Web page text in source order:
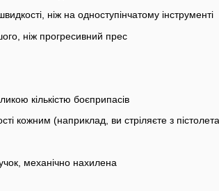
ніж на одноступінчатому інструменті
ніж прогресивний прес
кількістю боєприпасів
кожним (наприклад, ви стріляєте з
механічно нахилена